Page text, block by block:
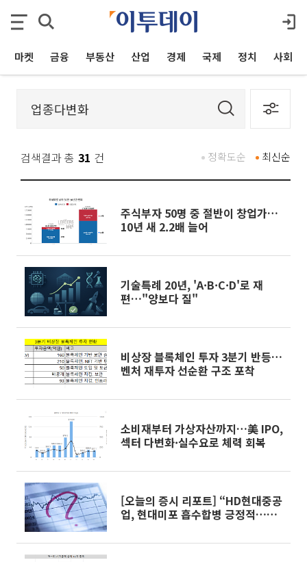
마켓 금융 부동산 산업 경제 국제 정치 사회
검색결과 총 31 건 최신순
정확도순
주식부자 50명 중 절반이 창업가…
10년 새 2.2배 늘어
기술특례 20년, 'A·B·C·D'로 재
편…"양보다 질"
비상장 블록체인 투자 3분기 반등…
벤처 재투자 선순환 구조 포착
소비재부터 가상자산까지…美 IPO,
섹터 다변화·실수요로 체력 회복
[오늘의 증시 리포트] “HD현대중공
업, 현대미포 흡수합병 긍정적…업